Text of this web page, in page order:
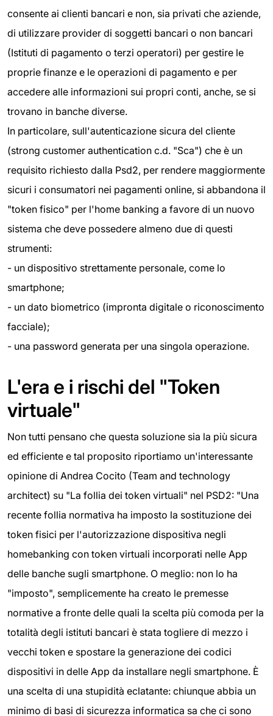
consente ai clienti bancari e non, sia privati che aziende,
di utilizzare provider di soggetti bancari o non bancari
(Istituti di pagamento o terzi operatori) per gestire le
proprie finanze e le operazioni di pagamento e per
accedere alle informazioni sui propri conti, anche, se si
trovano in banche diverse.
In particolare, sull'autenticazione sicura del cliente
(strong customer authentication c.d. "Sca") che è un
requisito richiesto dalla Psd2, per rendere maggiormente
sicuri i consumatori nei pagamenti online, si abbandona il
"token fisico" per l'home banking a favore di un nuovo
sistema che deve possedere almeno due di questi
strumenti:
- un dispositivo strettamente personale, come lo
smartphone;
- un dato biometrico (impronta digitale o riconoscimento
facciale);
- una password generata per una singola operazione.
L'era e i rischi del "Token
virtuale"
Non tutti pensano che questa soluzione sia la più sicura
ed efficiente e tal proposito riportiamo un'interessante
opinione di Andrea Cocito (Team and technology
architect) su "La follia dei token virtuali"​ nel PSD2: "Una
recente follia normativa ha imposto la sostituzione dei
token fisici per l'autorizzazione dispositiva negli
homebanking con token virtuali incorporati nelle App
delle banche sugli smartphone. O meglio: non lo ha
"imposto", semplicemente ha creato le premesse
normative a fronte delle quali la scelta più comoda per la
totalità degli istituti bancari è stata togliere di mezzo i
vecchi token e spostare la generazione dei codici
dispositivi in delle App da installare negli smartphone. È
una scelta di una stupidità eclatante: chiunque abbia un
minimo di basi di sicurezza informatica sa che ci sono